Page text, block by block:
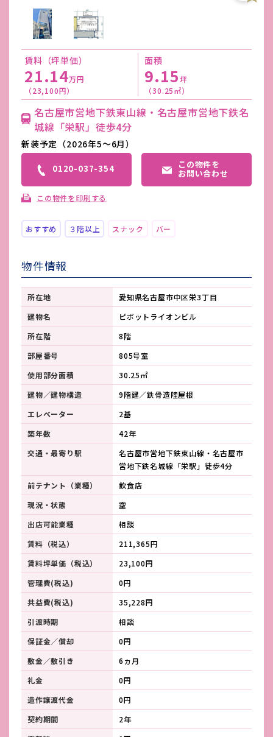
賃料（坪単価）
21.14万円
（23,100円）
面積
9.15坪
（30.25㎡）
名古屋市営地下鉄東山線・名古屋市営地下鉄名
城線「栄駅」徒歩4分
新装予定（2026年5～6月）
0120-037-354 この物件を
お問い合わせ
この物件を印刷する
おすすめ ３階以上 スナック バー
物件情報
所在地
愛知県名古屋市中区栄3丁目
建物名
ピボットライオンビル
所在階
8階
部屋番号
805号室
使用部分面積
30.25㎡
建物／建物構造
9階建／鉄骨造陸屋根
エレベーター
2基
築年数
42年
交通・最寄り駅
名古屋市営地下鉄東山線・名古屋市
営地下鉄名城線「栄駅」徒歩4分
前テナント（業種）
飲食店
現況・状態
空
出店可能業種
相談
賃料（税込）
211,365円
賃料坪単価（税込）
23,100円
管理費(税込)
0円
共益費(税込)
35,228円
引渡時期
相談
保証金／償却
0円
敷金／敷引き
6ヵ月
礼金
0円
造作譲渡代金
0円
契約期間
2年